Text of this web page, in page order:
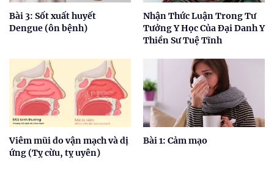
Bài 3: Sốt xuất huyết
Dengue (ôn bệnh)
Nhận Thức Luận Trong Tư
Tưởng Y Học Của Đại Danh Y
Thiền Sư Tuệ Tĩnh
Viêm mũi do vận mạch và dị
ứng (Tỵ cừu, tỵ uyên)
Bài 1: Cảm mạo